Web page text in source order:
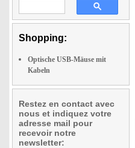
Shopping:
Optische USB-Mäuse mit
Kabeln
Restez en contact avec
nous et indiquez votre
adresse mail pour
recevoir notre
newsletter: